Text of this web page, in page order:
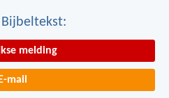
melding
E-mail